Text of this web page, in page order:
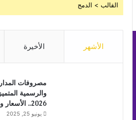
القالب > الدمج
الأشهر الأخيرة
مصروفات
2026.. الأسعار وطرق السداد
يونيو 25, 2025